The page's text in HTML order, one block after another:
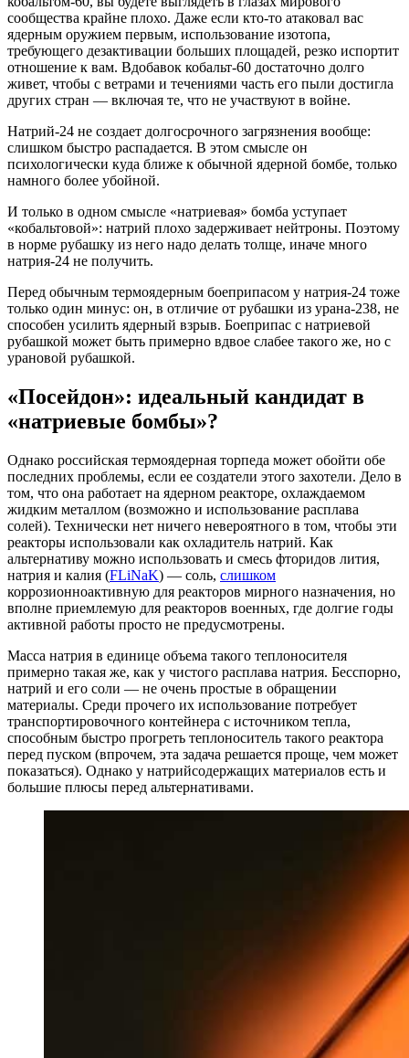
сообщества крайне плохо. Даже если кто-то атаковал вас
ядерным оружием первым, использование изотопа,
требующего дезактивации больших площадей, резко испортит
отношение к вам. Вдобавок кобальт-60 достаточно долго
живет, чтобы с ветрами и течениями часть его пыли достигла
других стран — включая те, что не участвуют в войне.
Натрий-24 не создает долгосрочного загрязнения вообще:
слишком быстро распадается. В этом смысле он
психологически куда ближе к обычной ядерной бомбе, только
намного более убойной.
И только в одном смысле «натриевая» бомба уступает
«кобальтовой»: натрий плохо задерживает нейтроны. Поэтому
в норме рубашку из него надо делать толще, иначе много
натрия-24 не получить.
Перед обычным термоядерным боеприпасом у натрия-24 тоже
только один минус: он, в отличие от рубашки из урана-238, не
способен усилить ядерный взрыв. Боеприпас с натриевой
рубашкой может быть примерно вдвое слабее такого же, но с
урановой рубашкой.
«Посейдон»: идеальный кандидат в
«натриевые бомбы»?
Однако российская термоядерная торпеда может обойти обе
последних проблемы, если ее создатели этого захотели. Дело в
том, что она работает на ядерном реакторе, охлаждаемом
жидким металлом (возможно и использование расплава
солей). Технически нет ничего невероятного в том, чтобы эти
реакторы использовали как охладитель натрий. Как
альтернативу можно использовать и смесь фторидов лития,
натрия и калия (FLiNaK) — соль, слишком
коррозионноактивную для реакторов мирного назначения, но
вполне приемлемую для реакторов военных, где долгие годы
активной работы просто не предусмотрены.
Масса натрия в единице объема такого теплоносителя
примерно такая же, как у чистого расплава натрия. Бесспорно,
натрий и его соли — не очень простые в обращении
материалы. Среди прочего их использование потребует
транспортировочного контейнера с источником тепла,
способным быстро прогреть теплоноситель такого реактора
перед пуском (впрочем, эта задача решается проще, чем может
показаться). Однако у натрийсодержащих материалов есть и
большие плюсы перед альтернативами.